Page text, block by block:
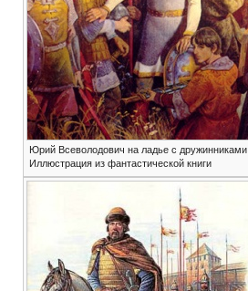
Юрий Всеволодович на ладье с дружинниками.
Иллюстрация из фантастической книги